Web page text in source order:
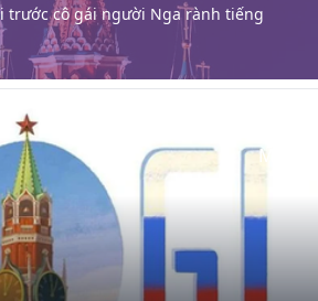
trước cô gái người Nga rành tiếng
18
May